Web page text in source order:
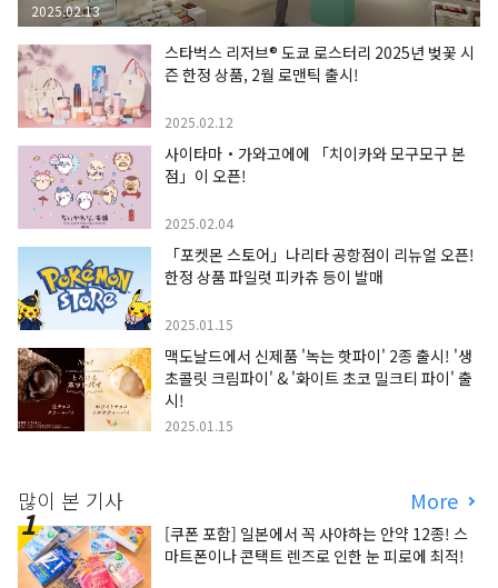
2025.02.13
스타벅스 리저브® 도쿄 로스터리 2025년 벚꽃 시
즌 한정 상품, 2월 로맨틱 출시!
2025.02.12
사이타마・가와고에에 「치이카와 모구모구 본
점」이 오픈!
2025.02.04
「포켓몬 스토어」나리타 공항점이 리뉴얼 오픈!
한정 상품 파일럿 피카츄 등이 발매
2025.01.15
맥도날드에서 신제품 '녹는 핫파이' 2종 출시! '생
초콜릿 크림파이' & '화이트 초코 밀크티 파이' 출
시!
2025.01.15
많이 본 기사 More
[쿠폰 포함] 일본에서 꼭 사야하는 안약 12종! 스
마트폰이나 콘택트 렌즈로 인한 눈 피로에 최적!